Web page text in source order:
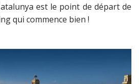
est le point de départ de
qui commence bien !